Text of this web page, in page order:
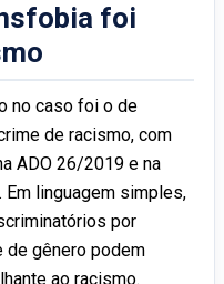
foi
no caso foi o de
de racismo, com
ADO 26/2019 e na
linguagem simples,
por
de gênero podem
ao racismo.